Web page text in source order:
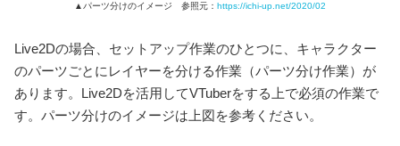
▲パーツ分けのイメージ 参照元： https://ichi-up.net/2020/02
Live2Dの場合、セットアップ作業のひとつに、キャラクター
のパーツごとにレイヤーを分ける作業（パーツ分け作業）が
あります。Live2Dを活用してVTuberをする上で必須の作業で
す。パーツ分けのイメージは上図を参考ください。